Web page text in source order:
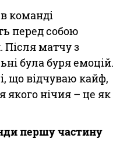
команді
перед собою
Після матчу з
була буря емоцій.
що відчуваю кайф,
якого нічия – це як
першу частину